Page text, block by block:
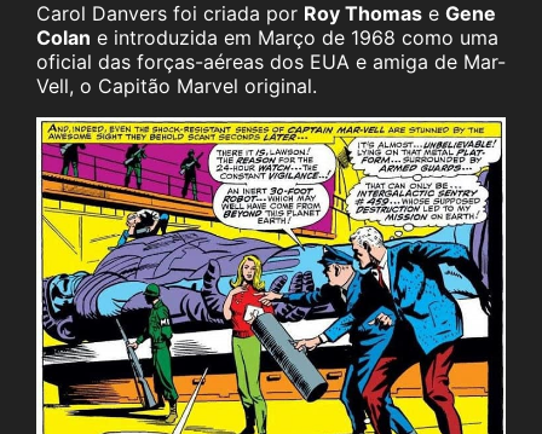
Carol Danvers foi criada por Roy Thomas e Gene
Colan e introduzida em Março de 1968 como uma
oficial das forças-aéreas dos EUA e amiga de Mar-
Vell, o Capitão Marvel original.